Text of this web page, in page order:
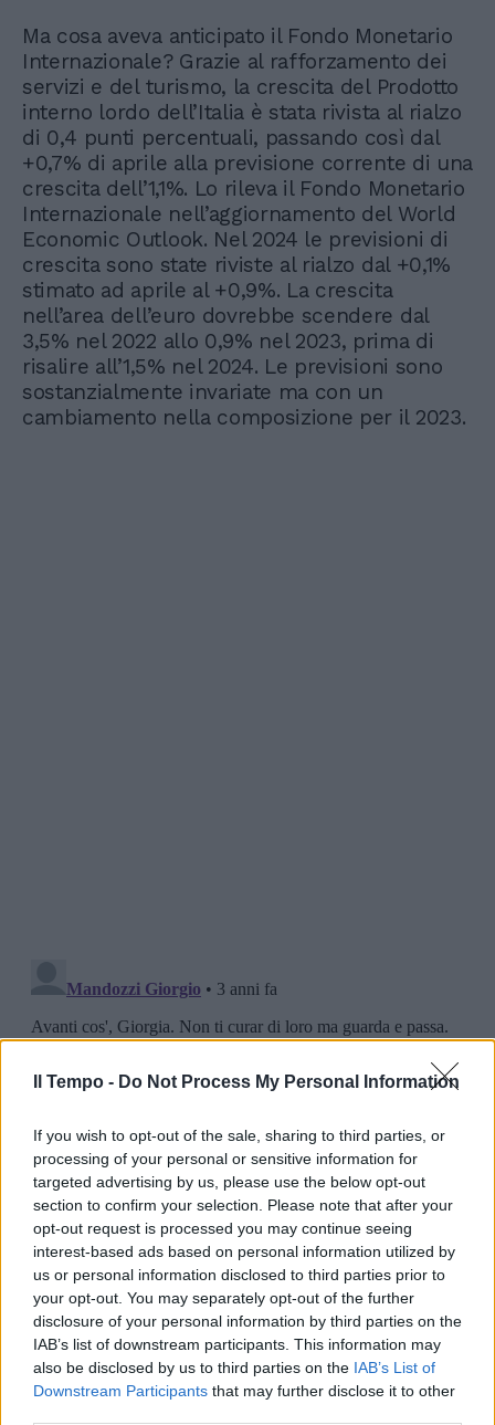
Il Tempo - Do Not Process My Personal Information
If you wish to opt-out of the sale, sharing to third parties, or
processing of your personal or sensitive information for
targeted advertising by us, please use the below opt-out
section to confirm your selection. Please note that after your
opt-out request is processed you may continue seeing
interest-based ads based on personal information utilized by
us or personal information disclosed to third parties prior to
your opt-out. You may separately opt-out of the further
disclosure of your personal information by third parties on the
IAB’s list of downstream participants. This information may
also be disclosed by us to third parties on the IAB’s List of
Downstream Participants that may further disclose it to other
Ma cosa aveva anticipato il Fondo Monetario
Internazionale? Grazie al rafforzamento dei
servizi e del turismo, la crescita del Prodotto
interno lordo dell’Italia è stata rivista al rialzo
di 0,4 punti percentuali, passando così dal
+0,7% di aprile alla previsione corrente di una
crescita dell’1,1%. Lo rileva il Fondo Monetario
Internazionale nell’aggiornamento del World
Economic Outlook. Nel 2024 le previsioni di
crescita sono state riviste al rialzo dal +0,1%
stimato ad aprile al +0,9%. La crescita
nell’area dell’euro dovrebbe scendere dal
3,5% nel 2022 allo 0,9% nel 2023, prima di
risalire all’1,5% nel 2024. Le previsioni sono
sostanzialmente invariate ma con un
cambiamento nella composizione per il 2023.